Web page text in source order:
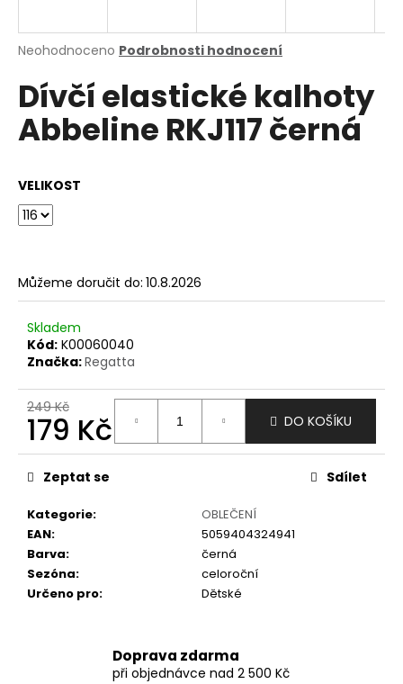
Průměrné
produktu
je
0,0
z
Neohodnoceno Podrobnosti hodnocení
Dívčí elastické kalhoty
Abbeline RKJ117 černá
VELIKOST
Můžeme doručit do: 10.8.2026
Skladem
Kód: K00060040
Značka:Regatta
249 Kč
179 Kč
Měrná
cena:
DO KOŠÍKU
Kategorie:
OBLEČENÍ
EAN:
5059404324941
Barva:
černá
Sezóna:
celoroční
Určeno pro: Dětské
Zeptat se Sdílet
Doprava zdarma
při objednávce nad 2 500 Kč
j
t
?
D
o
p
o
u
č
u
m
e